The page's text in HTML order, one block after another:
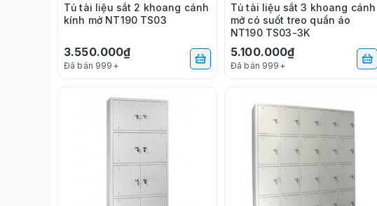
Tủ tài liệu sắt 2 khoang cánh
kính mở NT190 TS03
3.550.000₫
Đã bán 999+
Tủ tài liệu sắt 3 khoang cánh
mở có suốt treo quần áo
NT190 TS03-3K
5.100.000₫
Đã bán 999+